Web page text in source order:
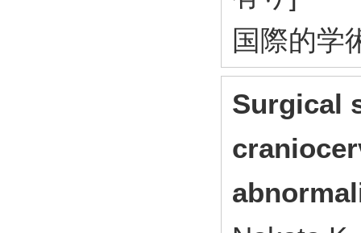
国際的学
Surgical